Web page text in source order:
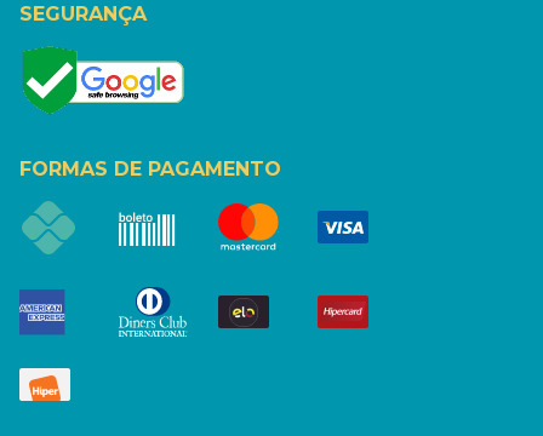
SEGURANÇA
FORMAS DE PAGAMENTO